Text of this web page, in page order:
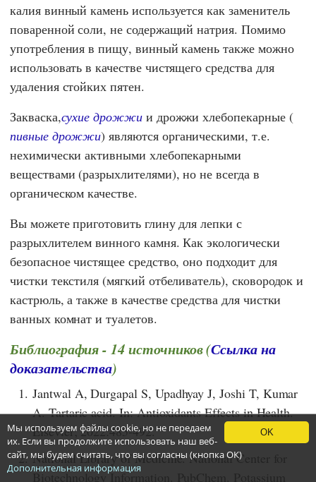
калия винный камень используется как заменитель
поваренной соли, не содержащий натрия. Помимо
употребления в пищу, винный камень также можно
использовать в качестве чистящего средства для
удаления стойких пятен.
Закваска,сухие дрожжии дрожжи хлебопекарные (
пивные дрожжи) являются органическими, т.е.
нехимически активными хлебопекарными
веществами (разрыхлителями), но не всегда в
органическом качестве.
Вы можете приготовить глину для лепки с
разрыхлителем винного камня. Как экологически
безопасное чистящее средство, оно подходит для
чистки текстиля (мягкий отбеливатель), сковородок и
кастрюль, а также в качестве средства для чистки
ванных комнат и туалетов.
Библиография - 14 источников (Ссылка на
доказательства)
1. Jantwal A, Durgapal S, Upadhyay J, Joshi T, Kumar
A. Tartaric acid. In: Antioxidants Effects in Health.
Elsevier; 2022:485-492.
2. National Library of Medicine. National Center for
Biotechnology Information. PubChem. Potassium
OK
Мы используем файлы cookie, но не передаем
их. Если вы продолжите использовать наш веб-
сайт, мы будем считать, что вы согласны (кнопка ОК)
Дополнительная информация